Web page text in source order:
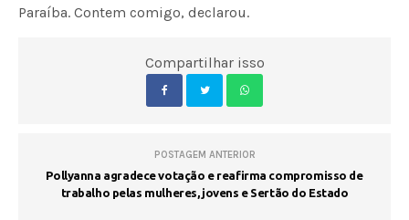
Paraíba. Contem comigo, declarou.
Compartilhar isso
POSTAGEM ANTERIOR
Pollyanna agradece votação e reafirma compromisso de
trabalho pelas mulheres, jovens e Sertão do Estado